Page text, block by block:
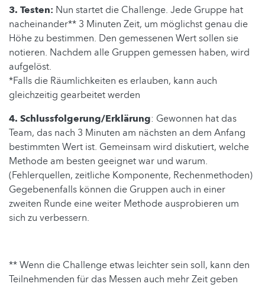
3. Testen: Nun startet die Challenge. Jede Gruppe hat
nacheinander** 3 Minuten Zeit, um möglichst genau die
Höhe zu bestimmen. Den gemessenen Wert sollen sie
notieren. Nachdem alle Gruppen gemessen haben, wird
aufgelöst.
*Falls die Räumlichkeiten es erlauben, kann auch
gleichzeitig gearbeitet werden
4. Schlussfolgerung/Erklärung: Gewonnen hat das
Team, das nach 3 Minuten am nächsten an dem Anfang
bestimmten Wert ist. Gemeinsam wird diskutiert, welche
Methode am besten geeignet war und warum.
(Fehlerquellen, zeitliche Komponente, Rechenmethoden)
Gegebenenfalls können die Gruppen auch in einer
zweiten Runde eine weiter Methode ausprobieren um
sich zu verbessern.
** Wenn die Challenge etwas leichter sein soll, kann den
Teilnehmenden für das Messen auch mehr Zeit geben